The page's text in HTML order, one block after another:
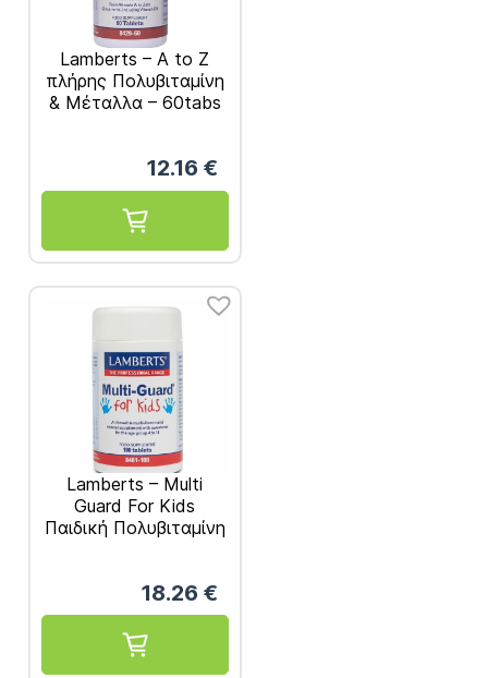
Lamberts – A to Z
πλήρης Πολυβιταμίνη
& Μέταλλα – 60tabs
12.16 €
Lamberts – Multi
Guard For Kids
Παιδική Πολυβιταμίνη
18.26 €